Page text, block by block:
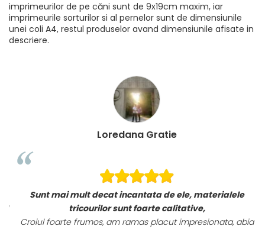
imprimeurilor de pe căni sunt de 9x19cm maxim, iar
imprimeurile sorturilor si al pernelor sunt de dimensiunile
unei coli A4, restul produselor avand dimensiunile afisate in
descriere.
Loredana Gratie
Sunt mai mult decat incantata de ele, materialele
tricourilor sunt foarte calitative,
Croiul foarte frumos, am ramas placut impresionata, abia